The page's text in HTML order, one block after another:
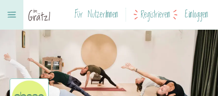
Für NutzerInnen Registrieren Einloggen